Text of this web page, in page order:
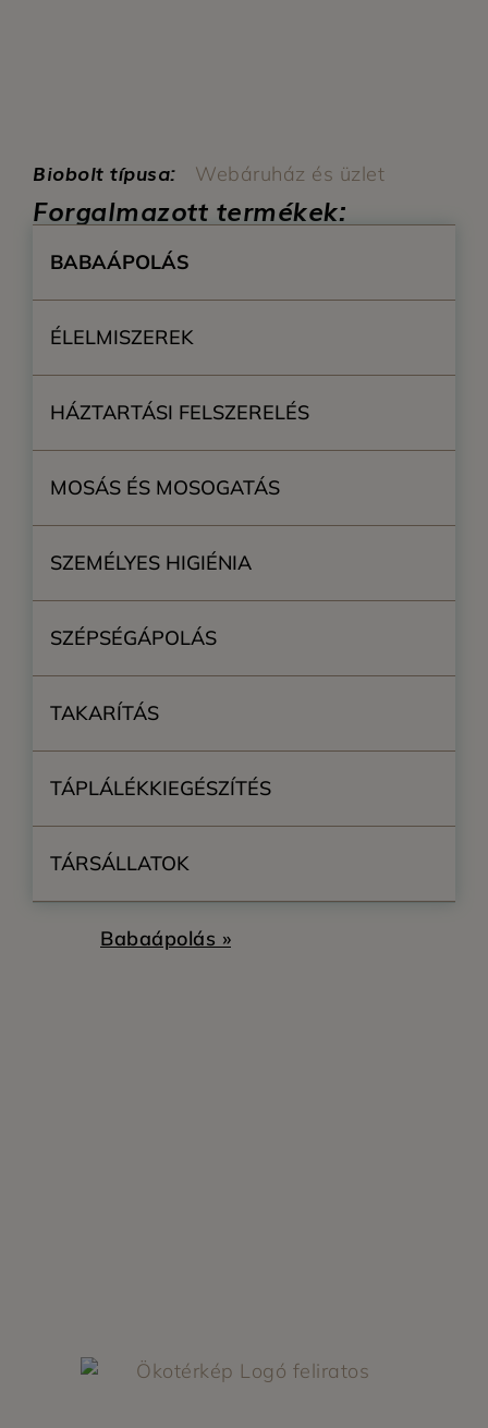
Biobolt típusa: Webáruház és üzlet
Forgalmazott termékek:
BABAÁPOLÁS
ÉLELMISZEREK
HÁZTARTÁSI FELSZERELÉS
MOSÁS ÉS MOSOGATÁS
SZEMÉLYES HIGIÉNIA
SZÉPSÉGÁPOLÁS
TAKARÍTÁS
TÁPLÁLÉKKIEGÉSZÍTÉS
TÁRSÁLLATOK
Babaápolás »